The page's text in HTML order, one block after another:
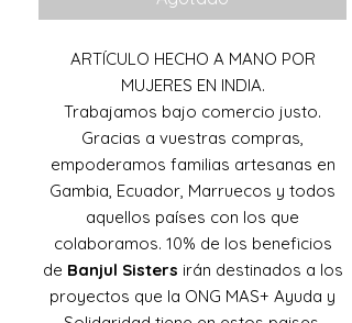
ARTÍCULO HECHO A MANO POR
MUJERES EN INDIA.
Trabajamos bajo comercio justo.
Gracias a vuestras compras,
empoderamos familias artesanas en
Gambia, Ecuador, Marruecos y todos
aquellos países con los que
colaboramos. 10% de los beneficios
de Banjul Sisters irán destinados a los
proyectos que la ONG MAS+ Ayuda y